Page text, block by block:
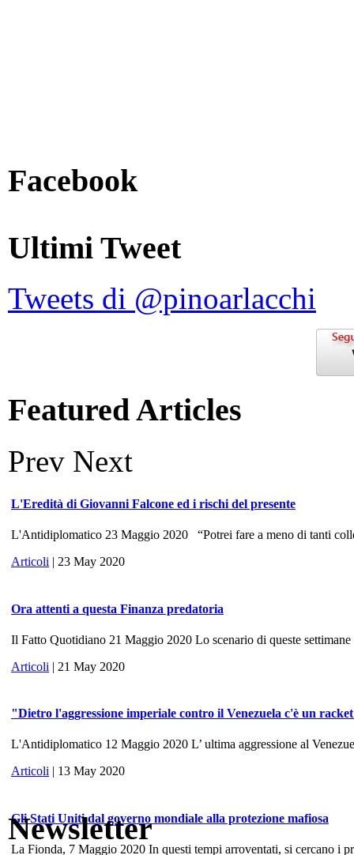
Facebook
Ultimi Tweet
Tweets di @pinoarlacchi
Featured Articles
Prev Next
L'Eredità di Giovanni Falcone ed i rischi del presente
L'Antidiplomatico 23 Maggio 2020 “Potrei fare a meno di tanti
Articoli | 23 May 2020
Ora attenti a questa Finanza predatoria
Il Fatto Quotidiano 21 Maggio 2020 Lo scenario di queste
Articoli | 21 May 2020
"Dietro l'aggressione imperiale contro il Venezuela c'è un
L'Antidiplomatico 12 Maggio 2020 L’ ultima aggressione al
Articoli | 13 May 2020
Gli Stati Uniti dal governo mondiale alla protezione mafiosa
La Fionda, 7 Maggio 2020 In questi tempi arroventati, si cercano i
Newsletter